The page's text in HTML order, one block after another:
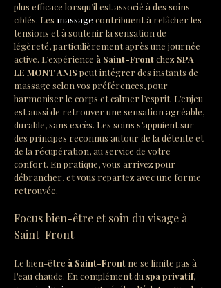
plus efficace lorsqu’il est associé à des soins
ciblés. Les massage contribuent à relâcher les
tensions et à soutenir la sensation de
légèreté, particulièrement après une journée
active. L’expérience à Saint-Front chez SPA
LE MONT ANIS peut intégrer des instants de
massage selon vos préférences, pour
harmoniser le corps et calmer l’esprit. L’enjeu
est aussi de retrouver une sensation agréable,
durable, sans excès. Les soins s’appuient sur
des principes reconnus autour de la détente et
de la récupération, au service de votre
confort. En pratique, vous arrivez pour
débrancher, et vous repartez avec une forme
retrouvée.
Focus bien-être et soin du visage à
Saint-Front
Le bien-être à Saint-Front ne se limite pas à
l’eau chaude. En complément du spa privatif,